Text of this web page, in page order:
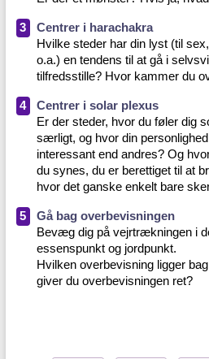
3
Centrer i harachakra
Hvilke steder har din lyst (til
o.a.) en tendens til at gå i
tilfredsstille? Hvor kammer du
4
Centrer i solar plexus
Er der steder, hvor du føler dig
særligt, og hvor din
interessant end andres? Og
du synes, du er berettiget til at
hvor det ganske enkelt bare
5
Gå bag overbevisningen
Bevæg dig på vejrtrækningen i
essenspunkt og jordpunkt.
Hvilken overbevisning ligger
giver du overbevisningen ret?